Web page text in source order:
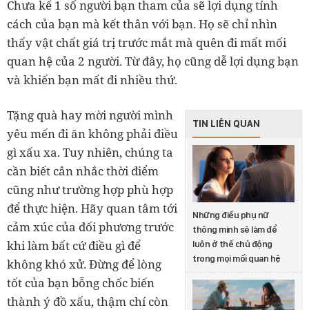
Chưa kể 1 số người bạn tham của sẽ lợi dụng tính
cách của bạn mà kết thân với bạn. Họ sẽ chỉ nhìn
thấy vật chất giá trị trước mắt mà quên đi mất mối
quan hệ của 2 người. Từ đây, họ cũng dễ lợi dụng bạn
và khiến bạn mất đi nhiều thứ.
TIN LIÊN QUAN
Những điều phụ nữ
thông minh sẽ làm để
luôn ở thế chủ động
trong mọi mối quan hệ
Tặng quà hay mời người mình
yêu mến đi ăn không phải điều
gì xấu xa. Tuy nhiên, chúng ta
cần biết cân nhắc thời điểm
cũng như trường hợp phù hợp
để thực hiện. Hãy quan tâm tới
cảm xúc của đối phương trước
khi làm bất cứ điều gì để
không khó xử. Đừng để lòng
tốt của bạn bỗng chốc biến
thành ý đồ xấu, thậm chí còn